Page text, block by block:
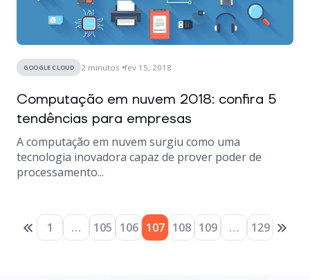
GOOGLE CLOUD 2 minutos fev 15, 2018
Computação em nuvem 2018: confira 5
tendências para empresas
A computação em nuvem surgiu como uma
tecnologia inovadora capaz de prover poder de
processamento...
1 … 105 106 107 108 109 … 129